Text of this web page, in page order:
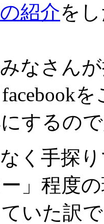
紹介を
なさん
するの
く手探
」程度
いた訳